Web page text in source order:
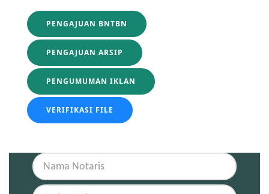
PENGAJUAN BNTBN
PENGAJUAN ARSIP
PENGUMUMAN IKLAN
VERIFIKASI FILE